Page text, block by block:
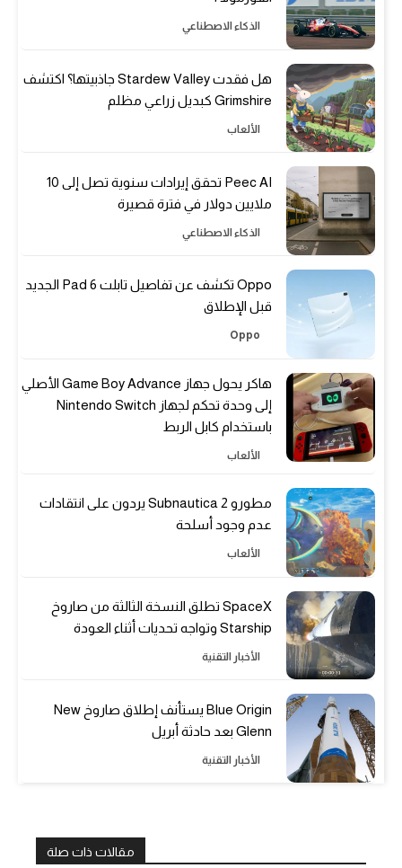
الذكاء الاصطناعي
هل فقدت Stardew Valley جاذبيتها؟ اكتشف
Grimshire كبديل زراعي مظلم
الألعاب
Peec AI تحقق إيرادات سنوية تصل إلى 10
ملايين دولار في فترة قصيرة
الذكاء الاصطناعي
Oppo تكشف عن تفاصيل تابلت Pad 6 الجديد
قبل الإطلاق
Oppo
هاكر يحول جهاز Game Boy Advance الأصلي
إلى وحدة تحكم لجهاز Nintendo Switch
باستخدام كابل الربط
الألعاب
مطورو Subnautica 2 يردون على انتقادات
عدم وجود أسلحة
الألعاب
SpaceX تطلق النسخة الثالثة من صاروخ
Starship وتواجه تحديات أثناء العودة
الأخبار التقنية
Blue Origin يستأنف إطلاق صاروخ New
Glenn بعد حادثة أبريل
الأخبار التقنية
مقالات ذات صلة